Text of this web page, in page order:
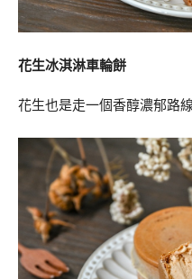
花生冰淇淋車輪餅
花生也是走一個香醇濃郁路